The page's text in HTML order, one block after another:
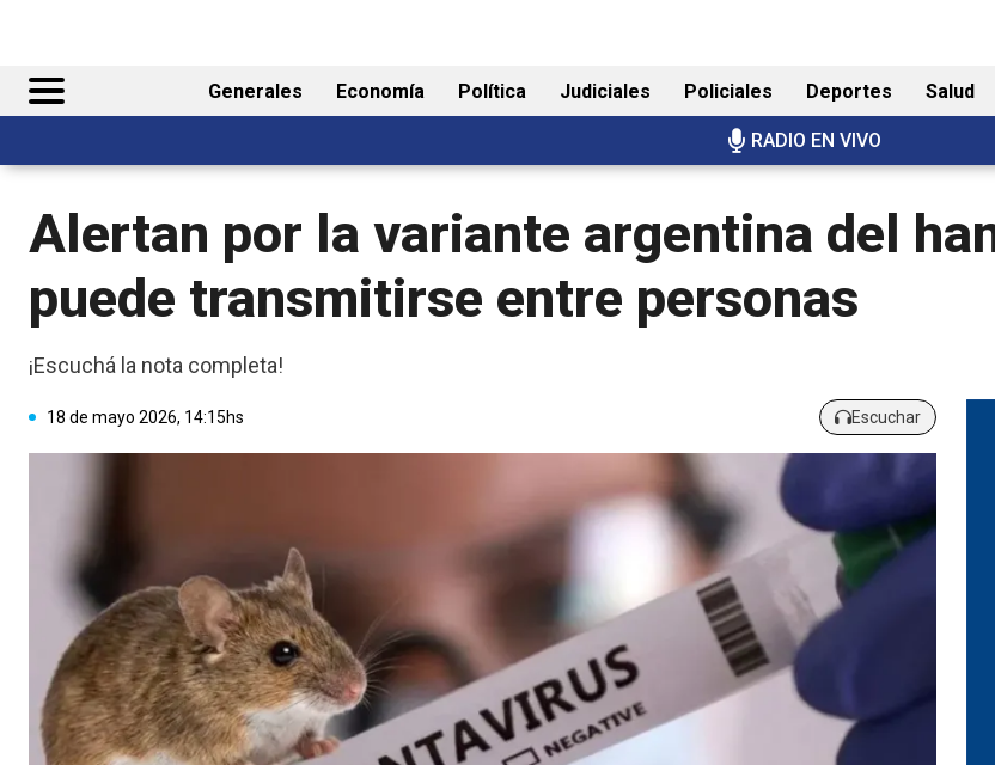
Generales Economía Política Judiciales Policiales Deportes Salud
RADIO EN VIVO
Alertan por la variante argentina del
puede transmitirse entre personas
¡Escuchá la nota completa!
18 de mayo 2026, 14:15hs Escuchar